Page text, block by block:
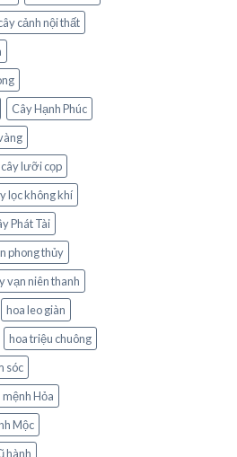
cảnh nội thất
Cây Hạnh Phúc
cây lưỡi cọp
lọc không khí
Phát Tài
phong thủy
vạn niên thanh
hoa leo giàn
hoa triệu chuông
sóc
mệnh Hỏa
Mộc
hành